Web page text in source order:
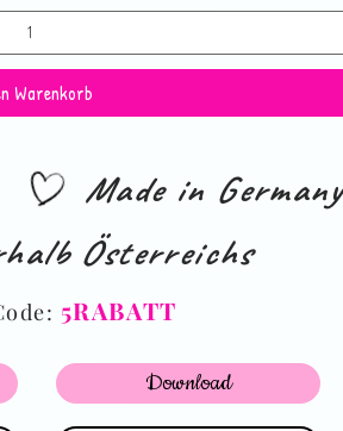
Warenkorb
Made in Germany
Österreichs
5RABATT
Download